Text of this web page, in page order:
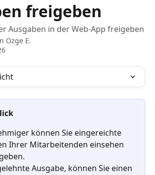
freigeben
Ausgaben in der Web-App freigeben
Özge E.
können Sie eingereichte
Ihrer Mitarbeitenden einsehen
Ausgabe, können Sie einen